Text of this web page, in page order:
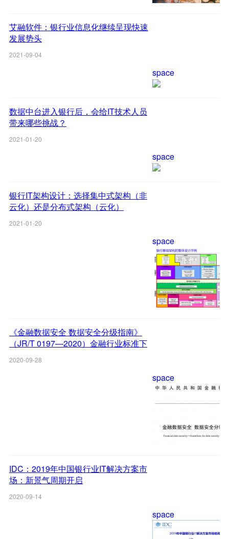
space
艾融软件：银行业信息化继续呈现快速
发展势头
2021-09-04
space
数据中台进入银行后，会给IT技术人员
带来哪些挑战？
2021-01-20
space
银行IT架构设计：选择集中式架构（非
云化）还是分布式架构（云化）
2021-01-20
space
《金融数据安全 数据安全分级指南》
（JR/T 0197—2020）金融行业标准下
2020-09-28
space
IDC：2019年中国银行业IT解决方案市
场：新景气周期开启
2020-09-14